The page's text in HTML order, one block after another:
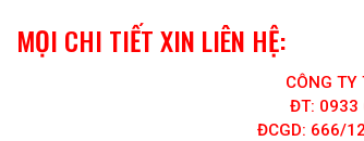
MỌI CHI TIẾT XIN LIÊN HỆ:
CÔNG TY
ĐT: 0933
ĐCGD: 666/